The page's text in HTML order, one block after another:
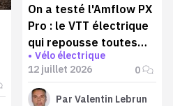
On a testé l'Amflow PX
Pro : le VTT électrique
qui repousse toutes
les limites
Vélo électrique
12 juillet 2026
0
Par Valentin Lebrun